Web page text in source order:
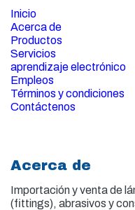
Inicio
Acerca de
Productos
Servicios
aprendizaje electrónico
Empleos
Términos y condiciones
Contáctenos
Acerca de
Importación y venta de
(fittings), abrasivos y